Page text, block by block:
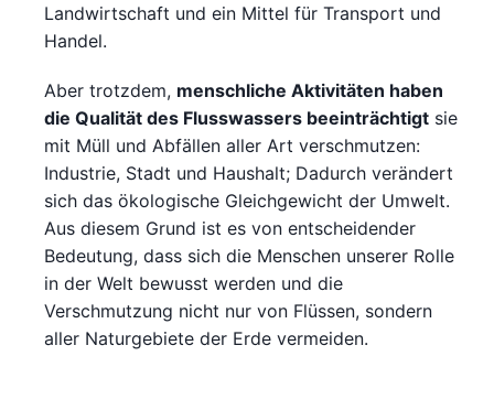
Landwirtschaft und ein Mittel für Transport und
Handel.
Aber trotzdem, menschliche Aktivitäten haben
die Qualität des Flusswassers beeinträchtigt sie
mit Müll und Abfällen aller Art verschmutzen:
Industrie, Stadt und Haushalt; Dadurch verändert
sich das ökologische Gleichgewicht der Umwelt.
Aus diesem Grund ist es von entscheidender
Bedeutung, dass sich die Menschen unserer Rolle
in der Welt bewusst werden und die
Verschmutzung nicht nur von Flüssen, sondern
aller Naturgebiete der Erde vermeiden.